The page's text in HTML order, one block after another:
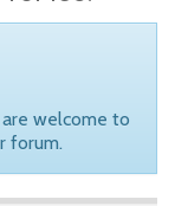
welcome to
forum.